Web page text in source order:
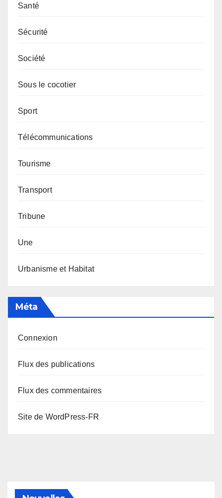
Santé
Sécurité
Société
Sous le cocotier
Sport
Télécommunications
Tourisme
Transport
Tribune
Une
Urbanisme et Habitat
Méta
Connexion
Flux des publications
Flux des commentaires
Site de WordPress-FR